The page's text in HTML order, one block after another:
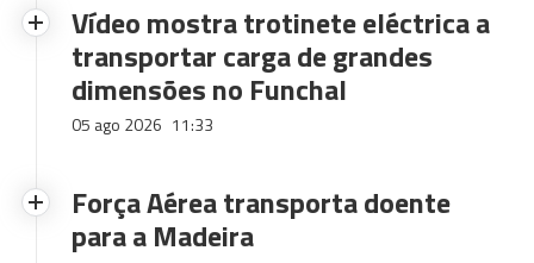
Vídeo mostra trotinete eléctrica a
transportar carga de grandes
dimensões no Funchal
05 ago 2026 11:33
Força Aérea transporta doente
para a Madeira